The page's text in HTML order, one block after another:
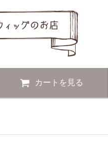
カートを見る